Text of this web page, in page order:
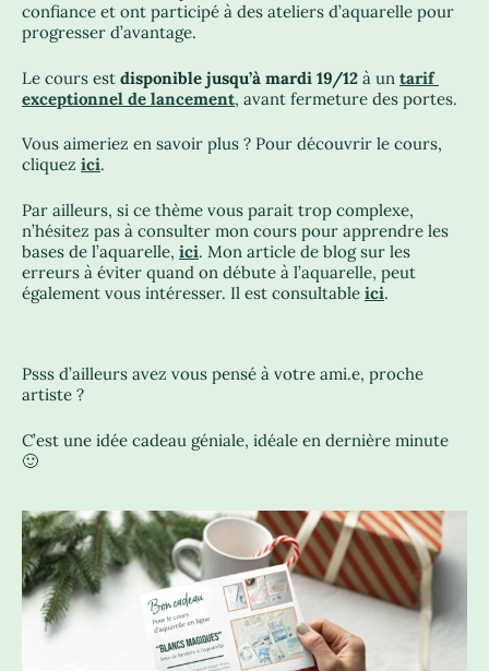
confiance et ont participé à des ateliers d’aquarelle pour
progresser d’avantage.
Le cours est disponible jusqu’à mardi 19/12 à un tarif
exceptionnel de lancement, avant fermeture des portes.
Vous aimeriez en savoir plus ? Pour découvrir le cours,
cliquez ici.
Par ailleurs, si ce thème vous parait trop complexe,
n’hésitez pas à consulter mon cours pour apprendre les
bases de l’aquarelle, ici. Mon article de blog sur les
erreurs à éviter quand on débute à l’aquarelle, peut
également vous intéresser. Il est consultable ici.
Psss d’ailleurs avez vous pensé à votre ami.e, proche
artiste ?
C’est une idée cadeau géniale, idéale en dernière minute
🙂